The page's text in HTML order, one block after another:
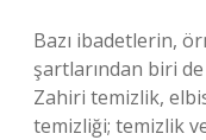
Bazı ibadetlerin,
şartlarından biri
Zahiri temizlik,
temizliği; temizlik